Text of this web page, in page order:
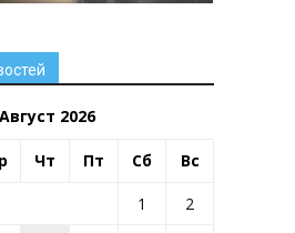
Август 2026
Чт Пт Сб Вс
1
2